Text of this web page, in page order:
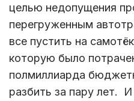
целью недопущения
перегруженным
все пустить на
которую было
полмиллиарда
разбить за пару лет.